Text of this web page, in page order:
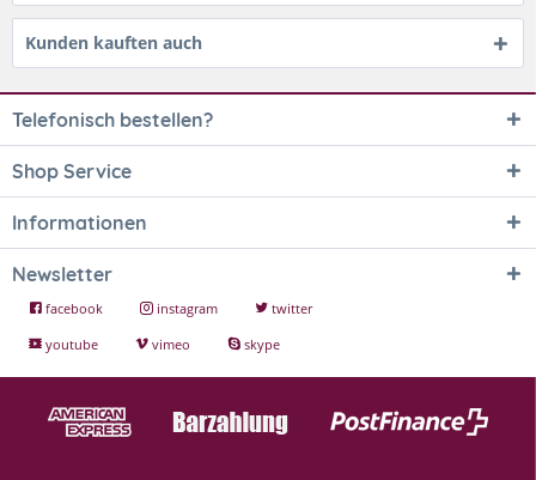
Kunden kauften auch
Telefonisch bestellen?
Shop Service
Informationen
Newsletter
facebook instagram
twitter
youtube
vimeo skype